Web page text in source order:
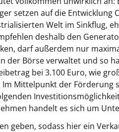
setzen auf die
Welt im Sinkflug,
deshalb den
darf außerdem nur
der Börse verwaltet und so
bei 3.100 Euro, wie
Im Mittelpunkt der
handelt es sich um
geben, sodass hier ein